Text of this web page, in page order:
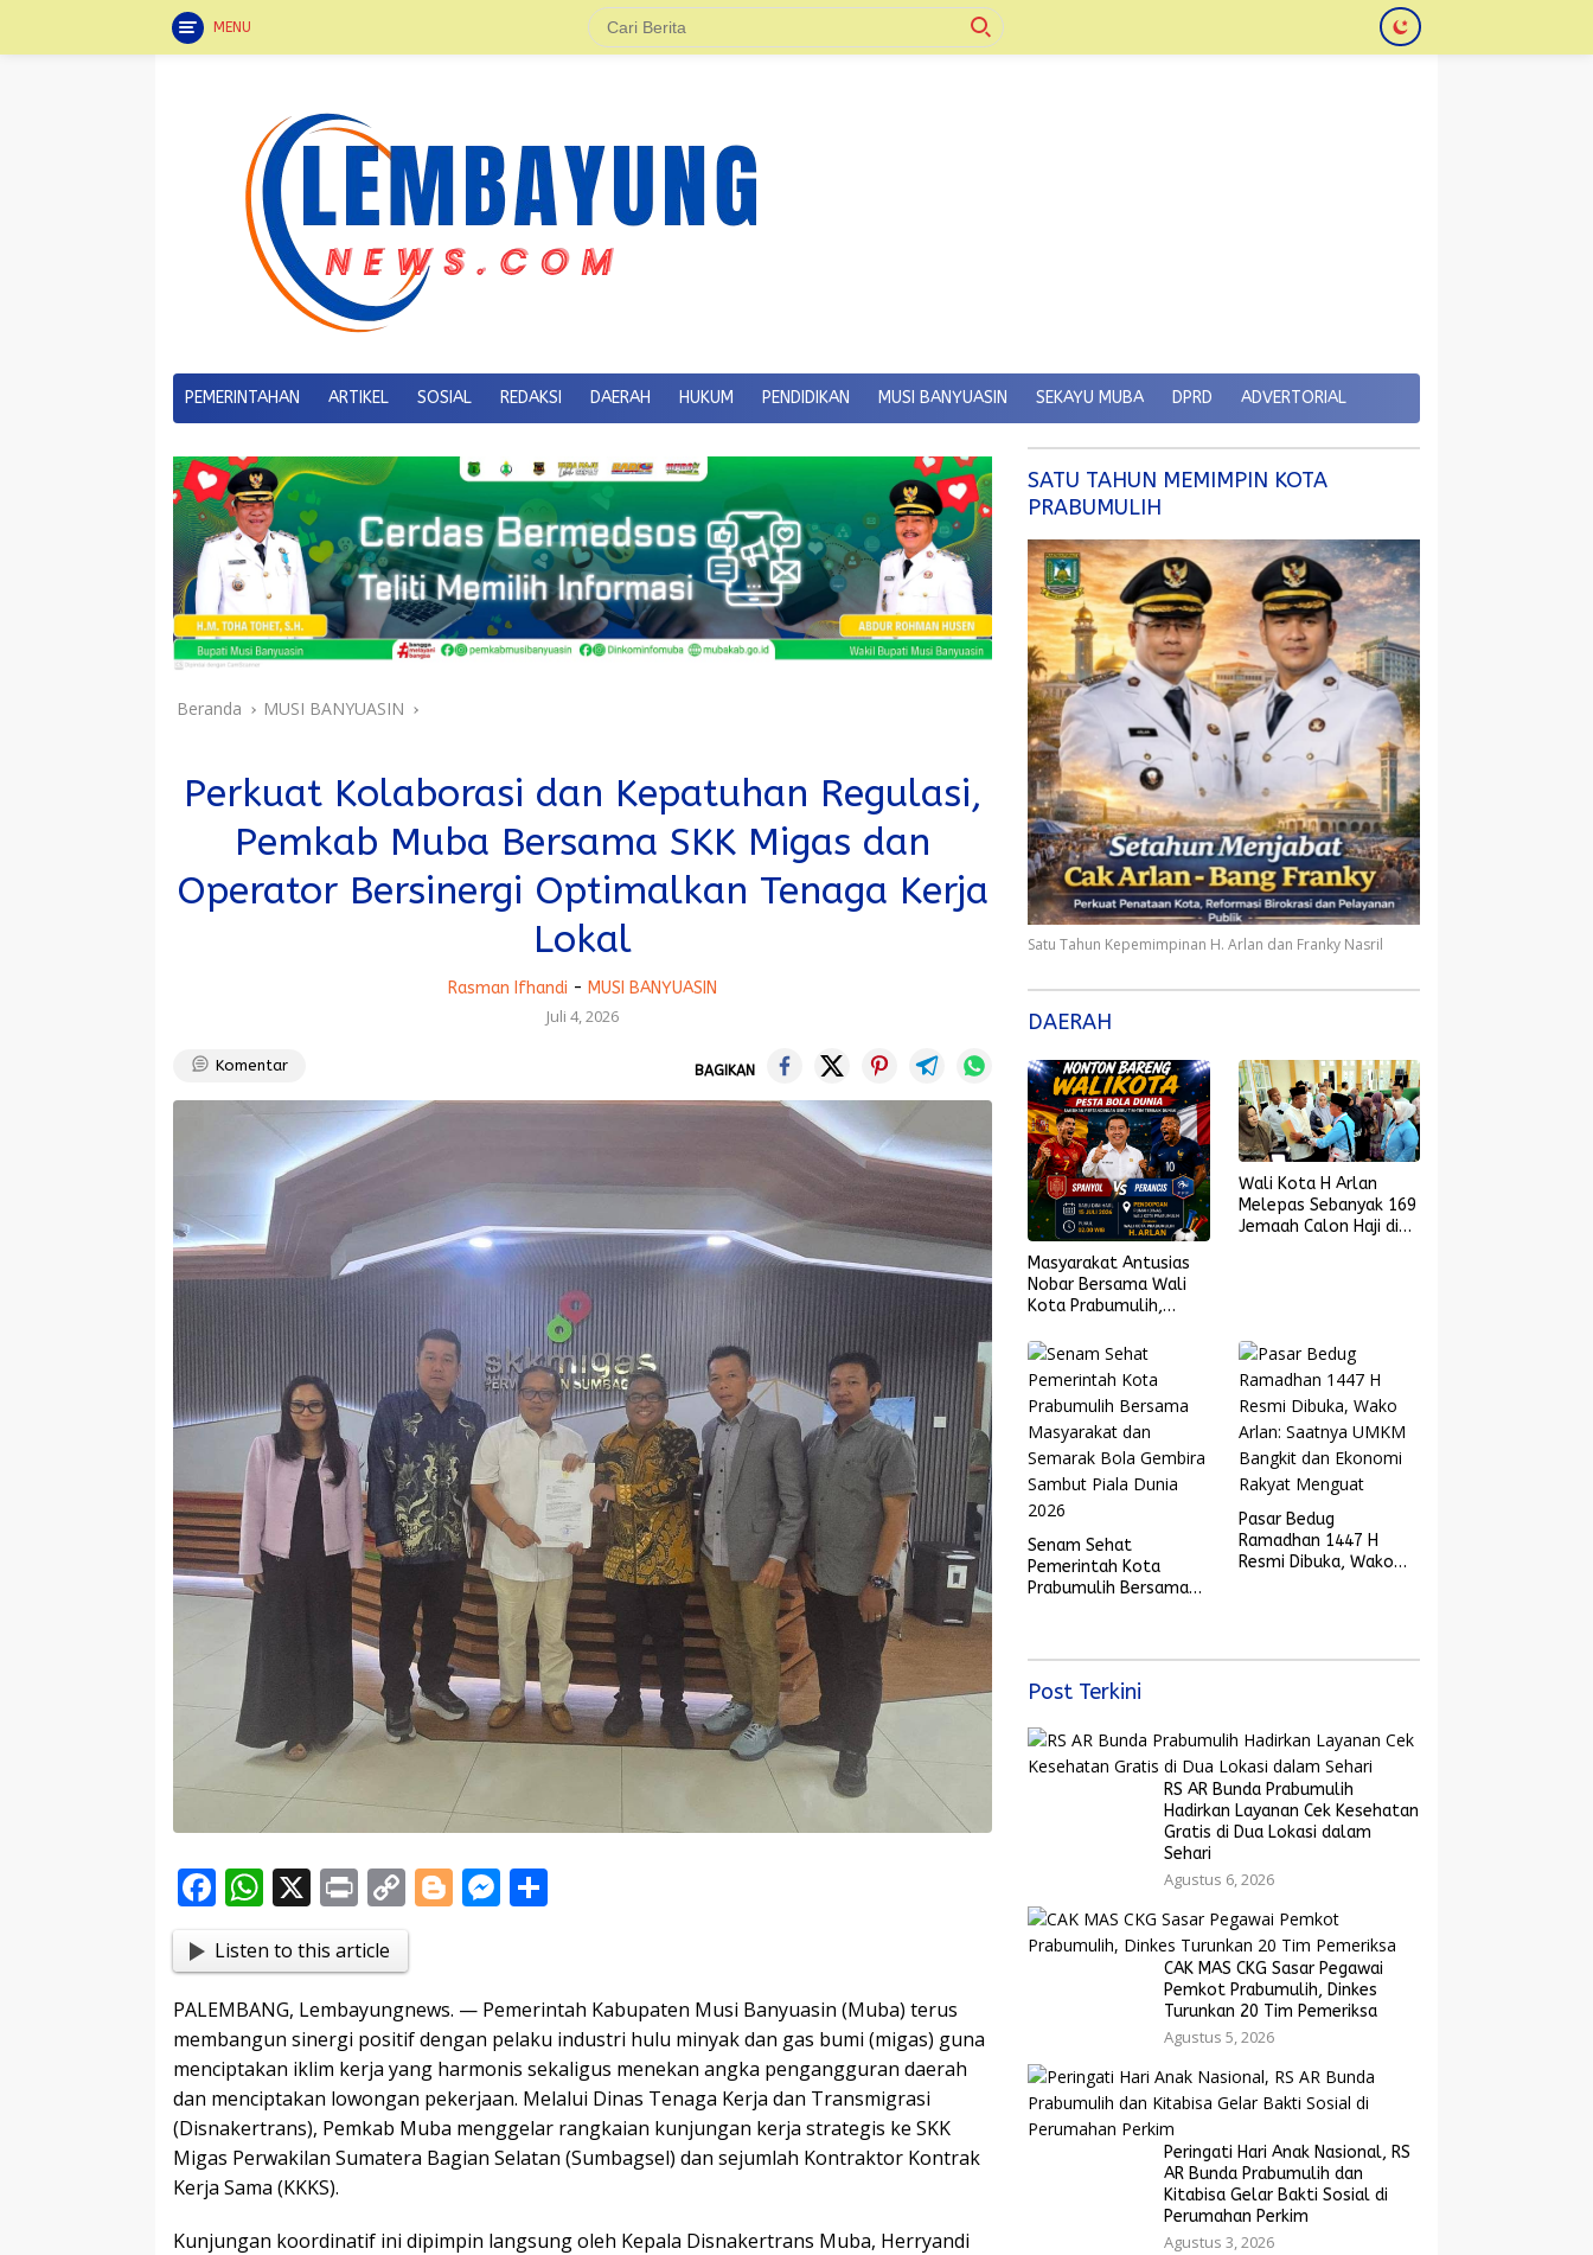
MENU
PEMERINTAHAN ARTIKEL SOSIAL REDAKSI DAERAH HUKUM PENDIDIKAN MUSI BANYUASIN SEKAYU MUBA DPRD ADVERTORIAL
Beranda MUSI BANYUASIN
Perkuat Kolaborasi dan Kepatuhan Regulasi,
Pemkab Muba Bersama SKK Migas dan
Operator Bersinergi Optimalkan Tenaga Kerja
Lokal
Rasman Ifhandi -MUSI BANYUASIN
Juli 4, 2026
Komentar BAGIKAN
F
e
b
o
o
k
W
at
s
A
p
p
X Pr
t
C
o
p
y
Li
n
k
Bl
g
er
M
e
n
g
er
e
Listen to this article
PALEMBANG, Lembayungnews. — Pemerintah Kabupaten Musi Banyuasin (Muba) terus
membangun sinergi positif dengan pelaku industri hulu minyak dan gas bumi (migas) guna
menciptakan iklim kerja yang harmonis sekaligus menekan angka pengangguran daerah
dan menciptakan lowongan pekerjaan. Melalui Dinas Tenaga Kerja dan Transmigrasi
(Disnakertrans), Pemkab Muba menggelar rangkaian kunjungan kerja strategis ke SKK
Migas Perwakilan Sumatera Bagian Selatan (Sumbagsel) dan sejumlah Kontraktor Kontrak
Kerja Sama (KKKS).
Kunjungan koordinatif ini dipimpin langsung oleh Kepala Disnakertrans Muba, Herryandi
SATU TAHUN MEMIMPIN KOTA
PRABUMULIH
Satu Tahun Kepemimpinan H. Arlan dan Franky Nasril
DAERAH
Masyarakat Antusias
Nobar Bersama Wali
Kota Prabumulih,
Final Piala Dunia 2026
Wali Kota H Arlan
Melepas Sebanyak 169
Jemaah Calon Haji di
Senam Sehat
Pemerintah Kota
Prabumulih Bersama
Pasar Bedug
Ramadhan 1447 H
Resmi Dibuka, Wako
Post Terkini
RS AR Bunda Prabumulih
Hadirkan Layanan Cek Kesehatan
Gratis di Dua Lokasi dalam
Sehari
Agustus 6, 2026
CAK MAS CKG Sasar Pegawai
Pemkot Prabumulih, Dinkes
Turunkan 20 Tim Pemeriksa
Agustus 5, 2026
Peringati Hari Anak Nasional, RS
AR Bunda Prabumulih dan
Kitabisa Gelar Bakti Sosial di
Perumahan Perkim
Agustus 3, 2026